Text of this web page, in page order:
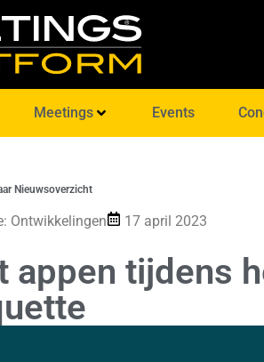
Meetings Events
Nieuwsoverzicht
Ontwikkelingen 17 april 2023
appen tijdens